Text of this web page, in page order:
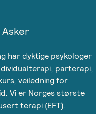
Asker
har dyktige psykologer
parterapi,
veiledning for
Vi er Norges største
terapi (EFT).